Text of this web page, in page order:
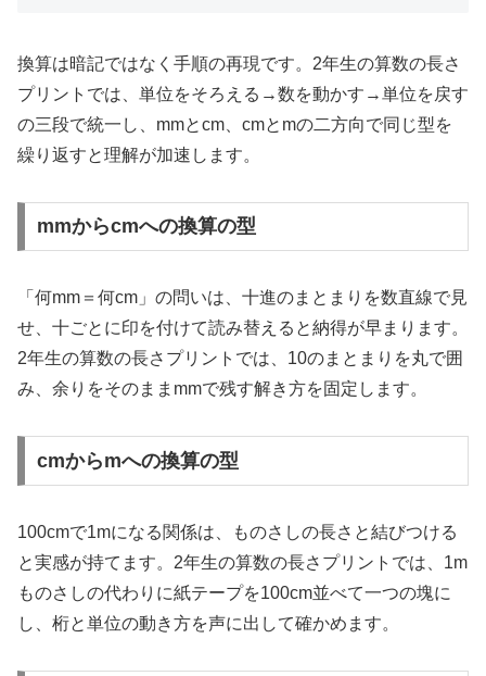
換算は暗記ではなく手順の再現です。2年生の算数の長さ
プリントでは、単位をそろえる→数を動かす→単位を戻す
の三段で統一し、mmとcm、cmとmの二方向で同じ型を
繰り返すと理解が加速します。
mmからcmへの換算の型
「何mm＝何cm」の問いは、十進のまとまりを数直線で見
せ、十ごとに印を付けて読み替えると納得が早まります。
2年生の算数の長さプリントでは、10のまとまりを丸で囲
み、余りをそのままmmで残す解き方を固定します。
cmからmへの換算の型
100cmで1mになる関係は、ものさしの長さと結びつける
と実感が持てます。2年生の算数の長さプリントでは、1m
ものさしの代わりに紙テープを100cm並べて一つの塊に
し、桁と単位の動き方を声に出して確かめます。